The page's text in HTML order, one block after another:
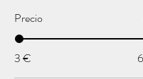
Precio
3 €